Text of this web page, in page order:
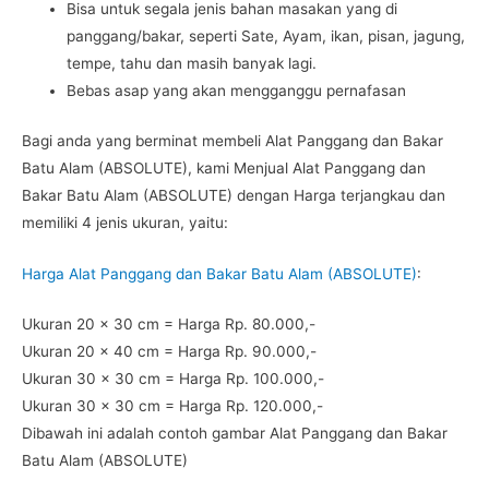
Bisa untuk segala jenis bahan masakan yang di
panggang/bakar, seperti Sate, Ayam, ikan, pisan, jagung,
tempe, tahu dan masih banyak lagi.
Bebas asap yang akan mengganggu pernafasan
Bagi anda yang berminat membeli Alat Panggang dan Bakar
Batu Alam (ABSOLUTE), kami Menjual Alat Panggang dan
Bakar Batu Alam (ABSOLUTE) dengan Harga terjangkau dan
memiliki 4 jenis ukuran, yaitu:
Harga Alat Panggang dan Bakar Batu Alam (ABSOLUTE):
Ukuran 20 x 30 cm = Harga Rp. 80.000,-
Ukuran 20 x 40 cm = Harga Rp. 90.000,-
Ukuran 30 x 30 cm = Harga Rp. 100.000,-
Ukuran 30 x 30 cm = Harga Rp. 120.000,-
Dibawah ini adalah contoh gambar Alat Panggang dan Bakar
Batu Alam (ABSOLUTE)